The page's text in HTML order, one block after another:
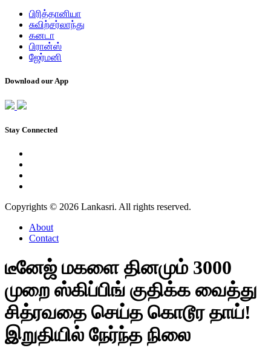
பிரித்தானியா
சுவிற்சர்லாந்து
கனடா
பிரான்ஸ்
ஜேர்மனி
Download our App
Stay Connected
Copyrights © 2026 Lankasri. All rights reserved.
About
Contact
டீனேஜ் மகளை தினமும் 3000
முறை ஸ்கிப்பிங் குதிக்க வைத்து
சித்ரவதை செய்த கொடூர தாய்!
இறுதியில் நேர்ந்த நிலை